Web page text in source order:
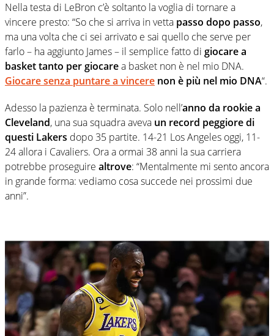
Nella testa di LeBron c’è soltanto la voglia di tornare a
vincere presto: “So che si arriva in vetta passo dopo passo,
ma una volta che ci sei arrivato e sai quello che serve per
farlo – ha aggiunto James – il semplice fatto di giocare a
basket tanto per giocarea basket non è nel mio DNA.
Giocare senza puntare a vincere non è più nel mio DNA“.
Adesso la pazienza è terminata. Solo nell’anno da rookie a
Cleveland, una sua squadra aveva un record peggiore di
questi Lakers dopo 35 partite. 14-21 Los Angeles oggi, 11-
24 allora i Cavaliers. Ora a ormai 38 anni la sua carriera
potrebbe proseguire altrove: “Mentalmente mi sento ancora
in grande forma: vediamo cosa succede nei prossimi due
anni”.